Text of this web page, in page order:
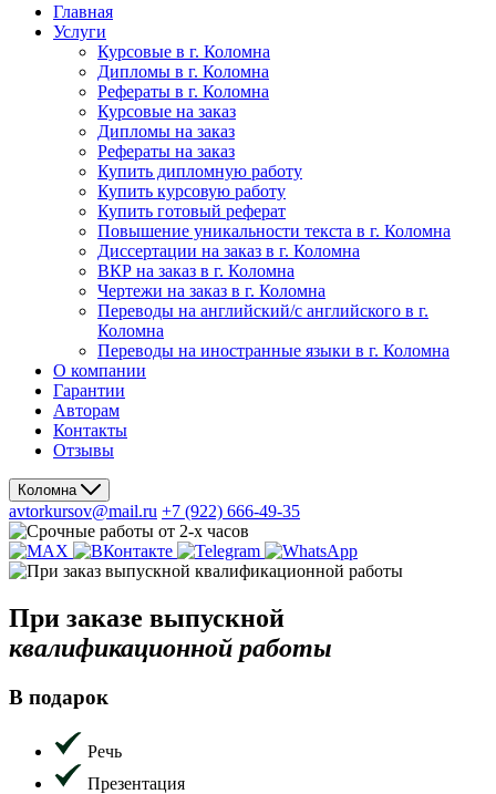
Главная
Услуги
Курсовые в г. Коломна
Дипломы в г. Коломна
Рефераты в г. Коломна
Курсовые на заказ
Дипломы на заказ
Рефераты на заказ
Купить дипломную работу
Купить курсовую работу
Купить готовый реферат
Повышение уникальности текста в г. Коломна
Диссертации на заказ в г. Коломна
ВКР на заказ в г. Коломна
Чертежи на заказ в г. Коломна
Переводы на английский/с английского в г.
Коломна
Переводы на иностранные языки в г. Коломна
О компании
Гарантии
Авторам
Контакты
Отзывы
Коломна
avtorkursov@mail.ru +7 (922) 666-49-35
При заказе выпускной
квалификационной работы
В подарок
Речь
Презентация